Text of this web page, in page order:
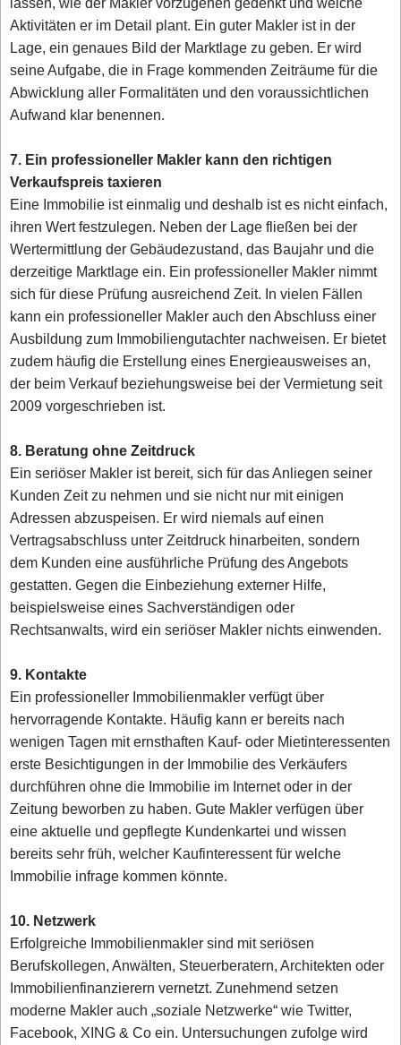
Aktivitäten er im Detail plant. Ein guter Makler ist in der
Lage, ein genaues Bild der Marktlage zu geben. Er wird
seine Aufgabe, die in Frage kommenden Zeiträume für die
Abwicklung aller Formalitäten und den voraussichtlichen
Aufwand klar benennen.
7. Ein professioneller Makler kann den richtigen
Verkaufspreis taxieren
Eine Immobilie ist einmalig und deshalb ist es nicht einfach,
ihren Wert festzulegen. Neben der Lage fließen bei der
Wertermittlung der Gebäudezustand, das Baujahr und die
derzeitige Marktlage ein. Ein professioneller Makler nimmt
sich für diese Prüfung ausreichend Zeit. In vielen Fällen
kann ein professioneller Makler auch den Abschluss einer
Ausbildung zum Immobiliengutachter nachweisen. Er bietet
zudem häufig die Erstellung eines Energieausweises an,
der beim Verkauf beziehungsweise bei der Vermietung seit
2009 vorgeschrieben ist.
8. Beratung ohne Zeitdruck
Ein seriöser Makler ist bereit, sich für das Anliegen seiner
Kunden Zeit zu nehmen und sie nicht nur mit einigen
Adressen abzuspeisen. Er wird niemals auf einen
Vertragsabschluss unter Zeitdruck hinarbeiten, sondern
dem Kunden eine ausführliche Prüfung des Angebots
gestatten. Gegen die Einbeziehung externer Hilfe,
beispielsweise eines Sachverständigen oder
Rechtsanwalts, wird ein seriöser Makler nichts einwenden.
9. Kontakte
Ein professioneller Immobilienmakler verfügt über
hervorragende Kontakte. Häufig kann er bereits nach
wenigen Tagen mit ernsthaften Kauf- oder Mietinteressenten
erste Besichtigungen in der Immobilie des Verkäufers
durchführen ohne die Immobilie im Internet oder in der
Zeitung beworben zu haben. Gute Makler verfügen über
eine aktuelle und gepflegte Kundenkartei und wissen
bereits sehr früh, welcher Kaufinteressent für welche
Immobilie infrage kommen könnte.
10. Netzwerk
Erfolgreiche Immobilienmakler sind mit seriösen
Berufskollegen, Anwälten, Steuerberatern, Architekten oder
Immobilienfinanzierern vernetzt. Zunehmend setzen
moderne Makler auch „soziale Netzwerke“ wie Twitter,
Facebook, XING & Co ein. Untersuchungen zufolge wird